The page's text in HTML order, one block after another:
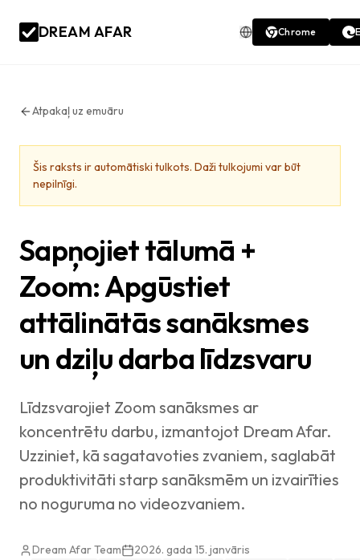
DREAM AFAR Chrome
Atpakaļ uz emuāru
Šis raksts ir automātiski tulkots. Daži tulkojumi var būt
nepilnīgi.
Sapņojiet tālumā +
Zoom: Apgūstiet
attālinātās sanāksmes
un dziļu darba līdzsvaru
Līdzsvarojiet Zoom sanāksmes ar
koncentrētu darbu, izmantojot Dream Afar.
Uzziniet, kā sagatavoties zvaniem, saglabāt
produktivitāti starp sanāksmēm un izvairīties
no noguruma no videozvaniem.
Dream Afar Team 2026. gada 15. janvāris